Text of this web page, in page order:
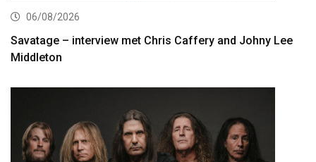
06/08/2026
Savatage – interview met Chris Caffery and Johny Lee
Middleton